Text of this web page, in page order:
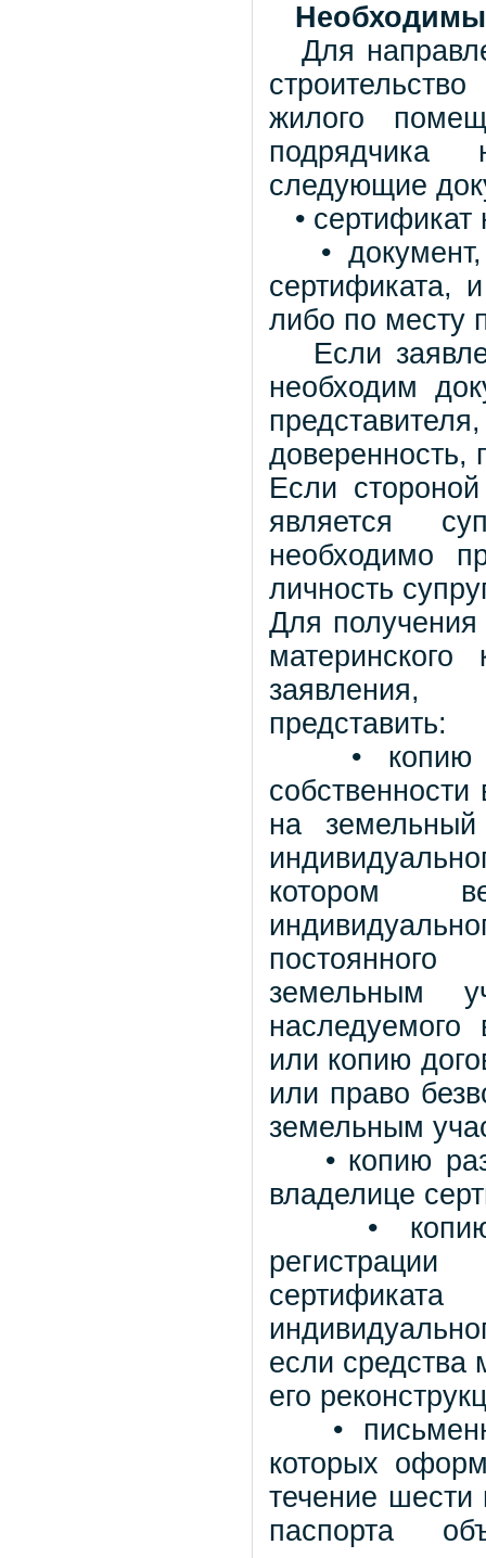
Для
жилого
следующие
• сертификат
• документ,
сертификата,
либо по месту
Если
необходим
доверенность,
Если
является
необходимо
личность
Для
заявления,
представить:
• копию
на
котором
земельным
или копию
или право
земельным
• копию
владелице
• копию
если средства
его
•
которых
течение шести
паспорта